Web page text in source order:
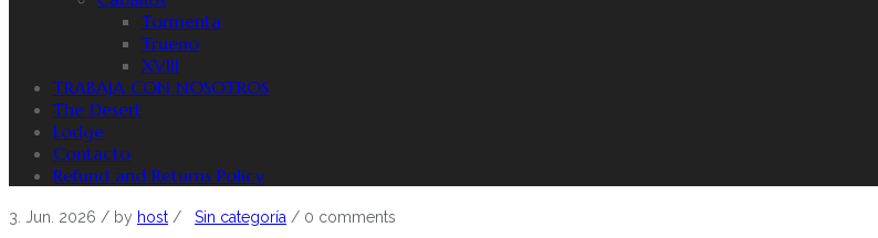
Tormenta
Trueno
XVIII
TRABAJA CON NOSOTROS
The Desert
Lodge
Contacto
Refund and Returns Policy
3. Jun. 2026 / by host / Sin categoría / 0 comments